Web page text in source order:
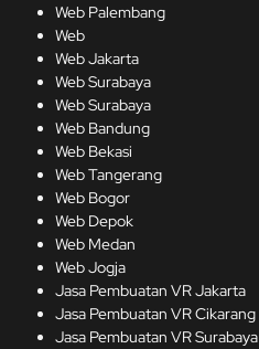
Web Palembang
Web
Web Jakarta
Web Surabaya
Web Surabaya
Web Bandung
Web Bekasi
Web Tangerang
Web Bogor
Web Depok
Web Medan
Web Jogja
Jasa Pembuatan VR Jakarta
Jasa Pembuatan VR Cikarang
Jasa Pembuatan VR Surabaya